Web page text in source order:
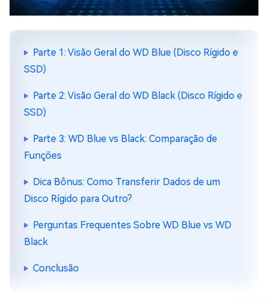
Parte 1: Visão Geral do WD Blue (Disco Rígido e
SSD)
Parte 2: Visão Geral do WD Black (Disco Rígido e
SSD)
Parte 3: WD Blue vs Black: Comparação de
Funções
Dica Bônus: Como Transferir Dados de um
Disco Rígido para Outro?
Perguntas Frequentes Sobre WD Blue vs WD
Black
Conclusão